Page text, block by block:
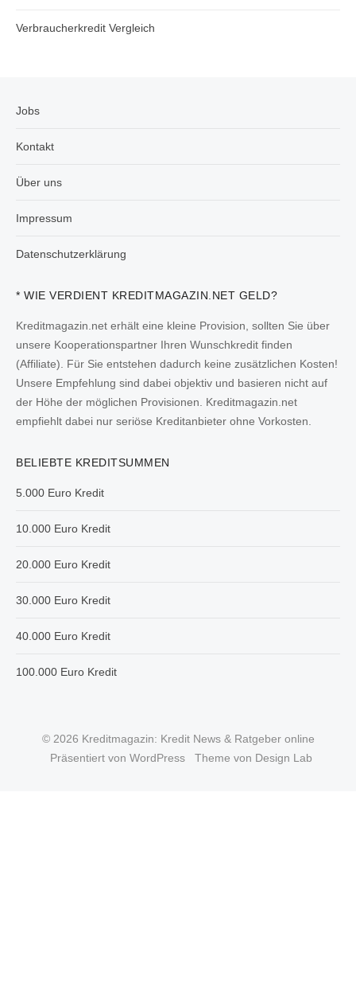
Verbraucherkredit Vergleich
Jobs
Kontakt
Über uns
Impressum
Datenschutzerklärung
* WIE VERDIENT KREDITMAGAZIN.NET GELD?
Kreditmagazin.net erhält eine kleine Provision, sollten Sie über
unsere Kooperationspartner Ihren Wunschkredit finden
(Affiliate). Für Sie entstehen dadurch keine zusätzlichen Kosten!
Unsere Empfehlung sind dabei objektiv und basieren nicht auf
der Höhe der möglichen Provisionen. Kreditmagazin.net
empfiehlt dabei nur seriöse Kreditanbieter ohne Vorkosten.
BELIEBTE KREDITSUMMEN
5.000 Euro Kredit
10.000 Euro Kredit
20.000 Euro Kredit
30.000 Euro Kredit
40.000 Euro Kredit
100.000 Euro Kredit
© 2026 Kreditmagazin: Kredit News & Ratgeber online
Präsentiert von WordPress
Theme von Design Lab